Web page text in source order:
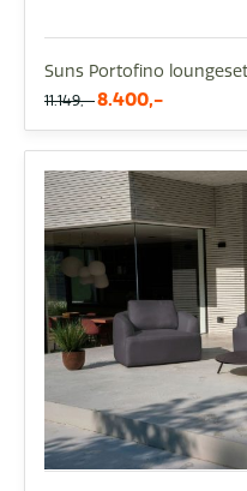
Suns Portofino
11.149,- 8.400,-